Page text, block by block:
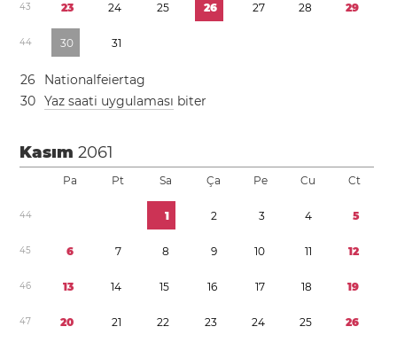
43 23 24 25 26 27 28 29
44 30 31
26
Nationalfeiertag
30 Yaz saati uygulaması biter
Kasım2061
Pa Pt Sa Ça Pe Cu Ct
44 1 2 3 4 5
45 6 7 8 9 10 11 12
46 13 14 15 16 17 18 19
47 20 21 22 23 24 25 26